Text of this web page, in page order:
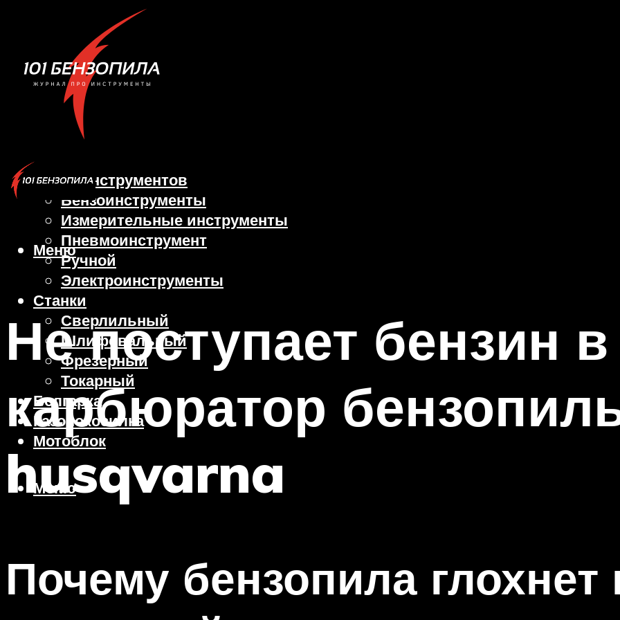
Виды инструментов
Бензоинструменты
Измерительные инструменты
Пневмоинструмент
Ручной
Электроинструменты
Станки
Сверлильный
Шлифовальный
Фрезерный
Токарный
Болгарка
Газонокосилка
Мотоблок
Меню
Меню
Не поступает бензин в
карбюратор
husqvarna
Почему бензопила глохнет